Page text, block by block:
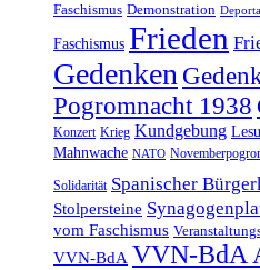
Faschismus Demonstration
Faschismus Frieden
Gedenken
Pogromnacht 1938
Konzert Krieg Kundgebung
Mahnwache NATO
Solidarität Spanischer
Stolpersteine
vom Faschismus
VVN-BdA VVN-BdA